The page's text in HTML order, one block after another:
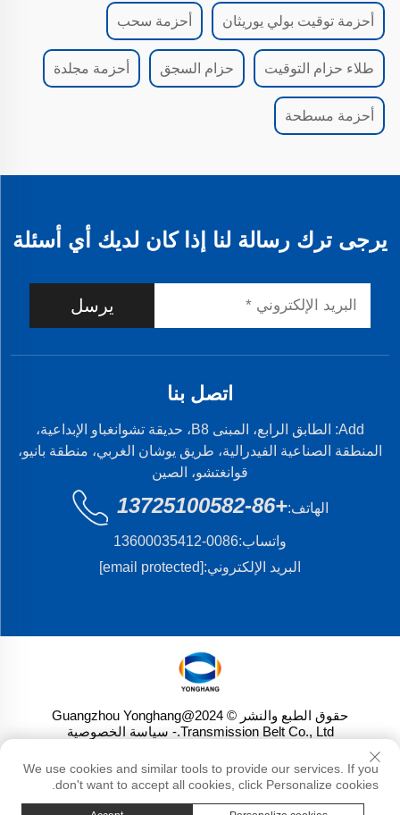
أحزمة توقيت بولي يوريثان أحزمة سحب
طلاء حزام التوقيت حزام السجق أحزمة مجلدة
أحزمة مسطحة
يرجى ترك رسالة لنا إذا كان لديك أي أسئلة
يرسل
اتصل بنا
Add: الطابق الرابع، المبنى B8، حديقة تشوانغباو الإبداعية،
المنطقة الصناعية الفيدرالية، طريق يوشان الغربي، منطقة بانيو،
قوانغتشو، الصين
الهاتف:+86-13725100582
واتساب:0086-13600035412
البريد الإلكتروني:[email protected]
حقوق الطبع والنشر © 2024@Guangzhou Yonghang
Transmission Belt Co., Ltd. - سياسة الخصوصية
We use cookies and similar tools to provide our services. If you
don't want to accept all cookies, click Personalize cookies.